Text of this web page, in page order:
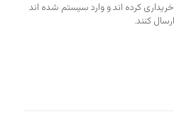
کرده اند و وارد سیستم شده اند
کنند.